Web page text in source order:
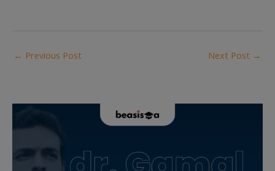
← Previous Post Next Post →